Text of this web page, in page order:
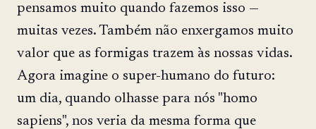
pensamos muito quando fazemos isso —
muitas vezes. Também não enxergamos muito
valor que as formigas trazem às nossas vidas.
Agora imagine o super-humano do futuro:
um dia, quando olhasse para nós "homo
sapiens", nos veria da mesma forma que